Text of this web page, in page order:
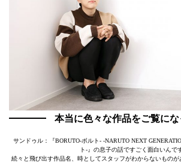
本当に色々な作品をご覧に
サンドゥル：『BORUTO-ボルト- -NARUTO NEXT
ト-』の息子の話ですごく面白いんです
続々と飛び出す作品名、時としてスタッフがわからないもの